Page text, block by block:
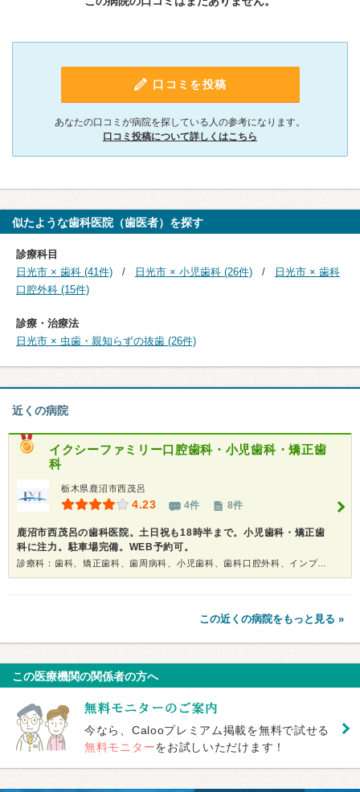
口コミを投稿
あなたの口コミが病院を探している人の参考になります。
口コミ投稿について詳しくはこちら
似たような歯科医院（歯医者）を探す
診療科目
日光市 × 歯科 (41件)
日光市 × 小児歯科 (26件)
日光市 × 歯科
口腔外科 (15件)
診療・治療法
日光市 × 虫歯・親知らずの抜歯 (26件)
近くの病院
イクシーファミリー口腔歯科・小児歯科・矯正歯
科
栃木県鹿沼市西茂呂
4.23 4件 8件
鹿沼市西茂呂の歯科医院。土日祝も18時半まで。小児歯科・矯正歯
科に注力。駐車場完備。WEB予約可。
診療科：歯科、矯正歯科、歯周病科、小児歯科、歯科口腔外科、インプラント、ホワイトニング
この近くの病院をもっと見る »
この医療機関の関係者の方へ
今なら、Calooプレミアム掲載を無料で試せる
無料モニターをお試しいただけます！